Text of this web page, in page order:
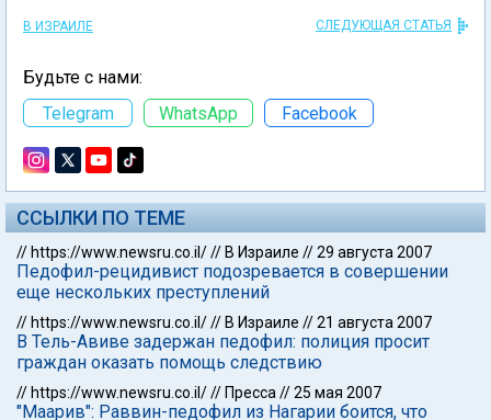
В ИЗРАИЛЕ СЛЕДУЮЩАЯ СТАТЬЯ
Будьте с нами:
Telegram
WhatsApp Facebook
ССЫЛКИ ПО ТЕМЕ
// https://www.newsru.co.il/// В Израиле //29 августа 2007
Педофил-рецидивист подозревается в совершении
еще нескольких преступлений
// https://www.newsru.co.il/// В Израиле //21 августа 2007
В Тель-Авиве задержан педофил: полиция просит
граждан оказать помощь следствию
// https://www.newsru.co.il/// Пресса //25 мая 2007
"Маарив": Раввин-педофил из Нагарии боится, что